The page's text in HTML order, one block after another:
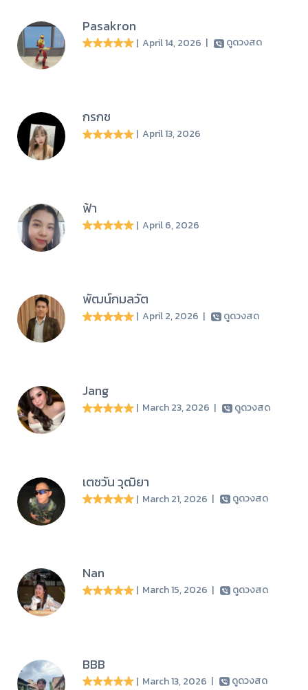
Pasakron
| April 14, 2026 | ดูดวงสด
กรกช
| April 13, 2026
ฟ้า
| April 6, 2026
พัฒน์กมลวัต
| April 2, 2026 | ดูดวงสด
Jang
| March 23, 2026 | ดูดวงสด
เตชวัน วุฒิยา
| March 21, 2026 | ดูดวงสด
Nan
| March 15, 2026 | ดูดวงสด
BBB
| March 13, 2026 | ดูดวงสด